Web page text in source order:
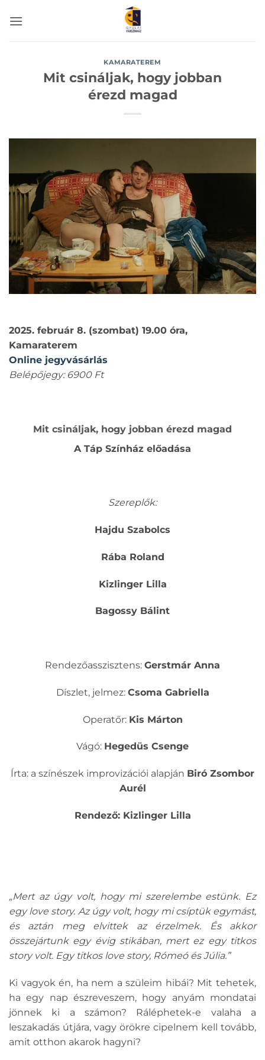
KAMARATEREM
Mit csináljak, hogy jobban
érezd magad
2025. február 8. (szombat) 19.00 óra,
Kamaraterem
Online jegyvásárlás
Belépőjegy: 6900 Ft
Mit csináljak, hogy jobban érezd magad
A Táp Színház előadása
Szereplők:
Hajdu Szabolcs
Rába Roland
Kizlinger Lilla
Bagossy Bálint
Rendezőasszisztens: Gerstmár Anna
Díszlet, jelmez: Csoma Gabriella
Operatőr: Kis Márton
Vágó: Hegedüs Csenge
Írta: a színészek improvizációi alapján Biró Zsombor
Aurél
Rendező: Kizlinger Lilla
„Mert az úgy volt, hogy mi szerelembe estünk. Ez
egy love story. Az úgy volt, hogy mi csíptük egymást,
és aztán meg elvittek az érzelmek. És akkor
összejártunk egy évig stikában, mert ez egy titkos
story volt. Egy titkos love story, Rómeó és Júlia.”
Ki vagyok én, ha nem a szüleim hibái? Mit tehetek,
ha egy nap észreveszem, hogy anyám mondatai
jönnek ki a számon? Ráléphetek-e valaha a
leszakadás útjára, vagy örökre cipelnem kell tovább,
amit otthon akarok hagyni?